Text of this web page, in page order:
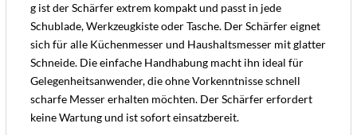
g ist der Schärfer extrem kompakt und passt in jede
Schublade, Werkzeugkiste oder Tasche. Der Schärfer eignet
sich für alle Küchenmesser und Haushaltsmesser mit glatter
Schneide. Die einfache Handhabung macht ihn ideal für
Gelegenheitsanwender, die ohne Vorkenntnisse schnell
scharfe Messer erhalten möchten. Der Schärfer erfordert
keine Wartung und ist sofort einsatzbereit.